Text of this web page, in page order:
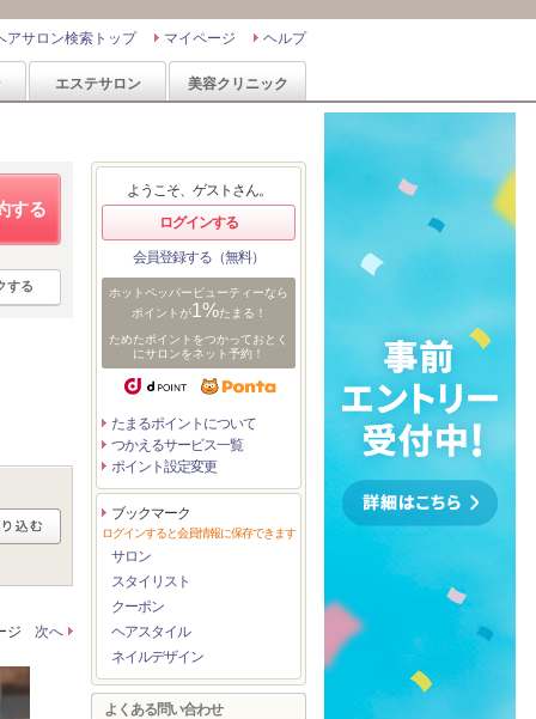
ヘルプ
マイページ
アサロン検索トップ
エステサロン 美容クリニック
する
する
ジ 次へ
ようこそ、ゲストさん。
ログインする
会員登録する（無料）
ホットペッパービューティーなら
ポイントが1%たまる！
ためたポイントをつかっておとく
にサロンをネット予約！
たまるポイントについて
つかえるサービス一覧
ポイント設定変更
ブックマーク
ログインすると会員情報に保存できます
サロン
スタイリスト
クーポン
ヘアスタイル
ネイルデザイン
よくある問い合わせ